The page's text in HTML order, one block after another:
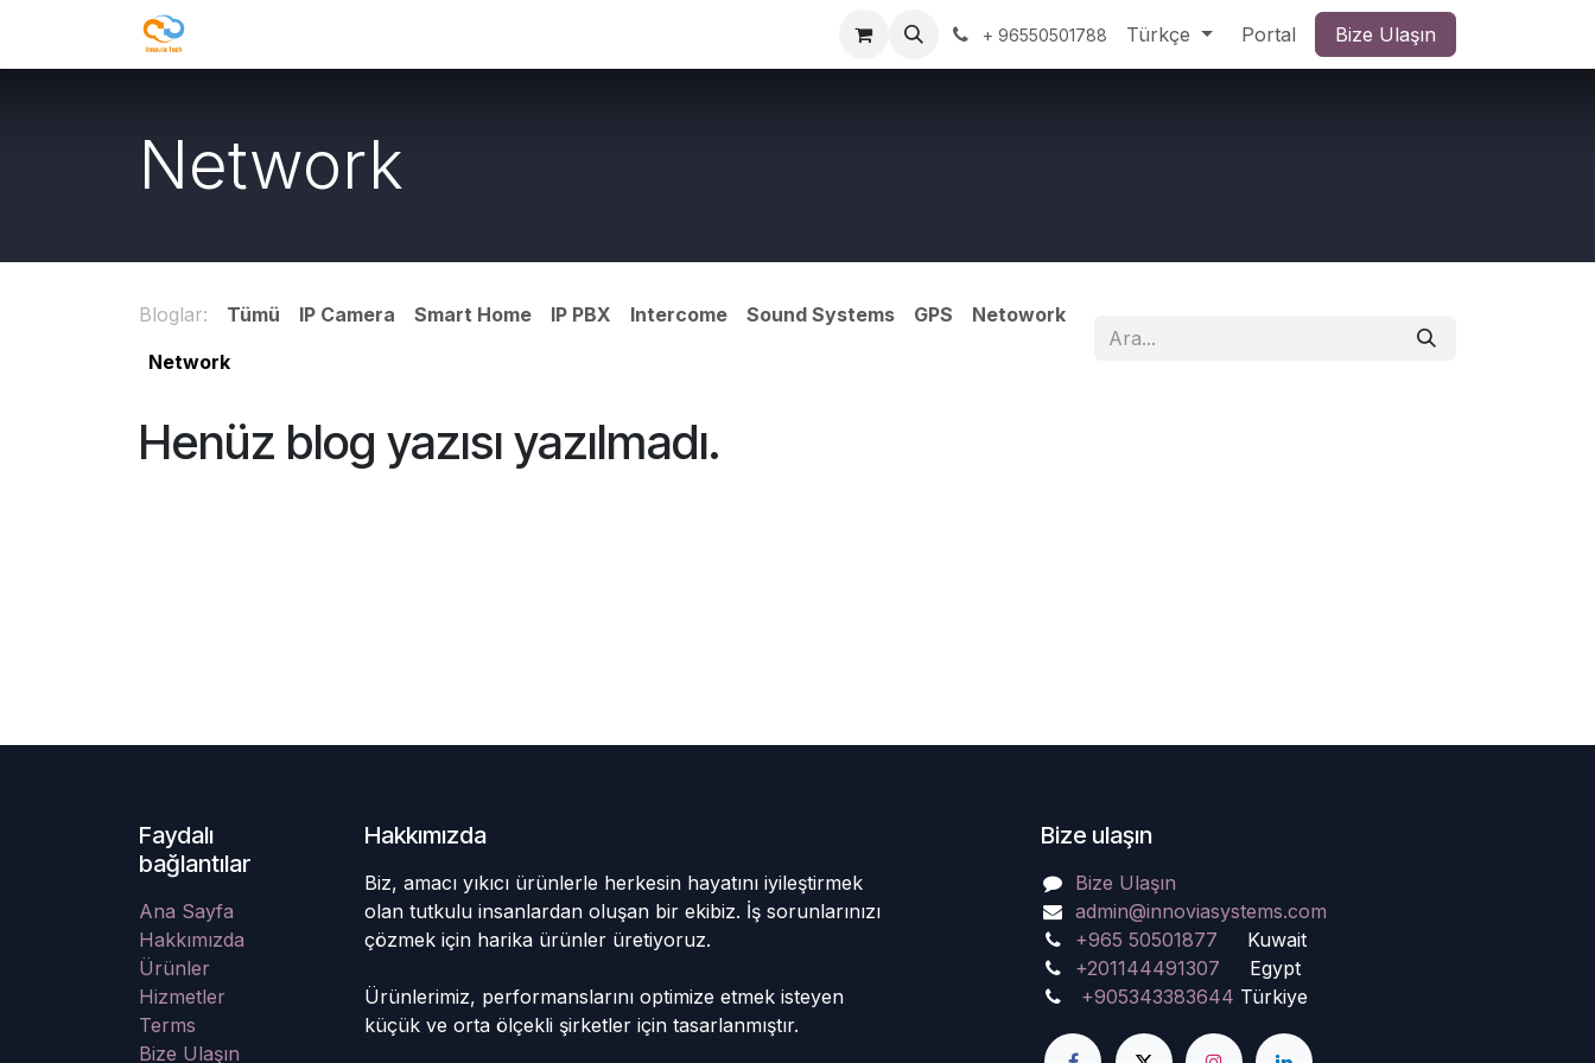
+ 96550501788 Türkçe Portal Bize Ulaşın
Network
Bloglar: Tümü IP Camera Smart Home IP PBX Intercome Sound Systems GPS
Netowork
Network
Henüz blog yazısı yazılmadı.
Faydalı
bağlantılar
Ana Sayfa
Hakkımızda
Ürünler
Hizmetler
Terms
Bize Ulaşın
Hakkımızda
Biz, amacı yıkıcı ürünlerle herkesin hayatını iyileştirmek
olan tutkulu insanlardan oluşan bir ekibiz. İş sorunlarınızı
çözmek için harika ürünler üretiyoruz.
Ürünlerimiz, performanslarını optimize etmek isteyen
küçük ve orta ölçekli şirketler için tasarlanmıştır.
Bize ulaşın
Bize Ulaşın
admin@innoviasystems.com
+965 50501877 Kuwait
+201144491307 Egypt
+905343383644 Türkiye